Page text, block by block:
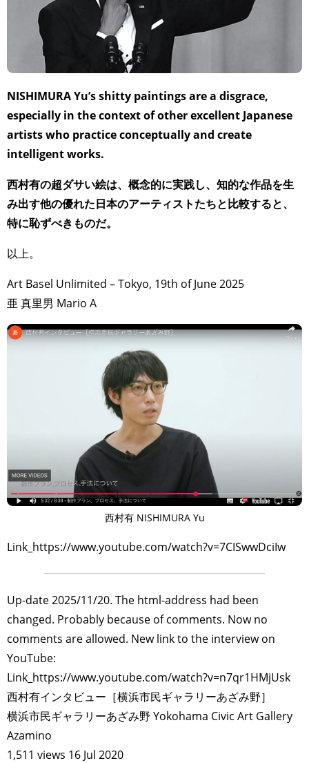
NISHIMURA Yu’s shitty paintings are a disgrace,
especially in the context of other excellent Japanese
artists who practice conceptually and create
intelligent works.
西村有の超ダサい絵は、概念的に実践し、知的な作品を生
み出す他の優れた日本のアーティストたちと比較すると、
特に恥ずべきものだ。
以上。
Art Basel Unlimited – Tokyo, 19th of June 2025
亜 真里男 Mario A
西村有 NISHIMURA Yu
Link_https://www.youtube.com/watch?v=7CISwwDciIw
Up-date 2025/11/20. The html-address had been
changed. Probably because of comments. Now no
comments are allowed. New link to the interview on
YouTube:
Link_https://www.youtube.com/watch?v=n7qr1HMjUsk
西村有インタビュー［横浜市民ギャラリーあざみ野］
横浜市民ギャラリーあざみ野 Yokohama Civic Art Gallery
Azamino
1,511 views 16 Jul 2020